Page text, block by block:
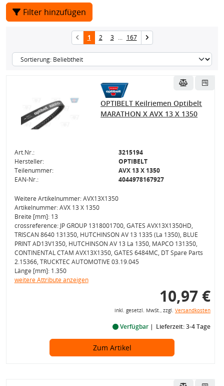
Filter hinzufügen
1 2 3 ... 167
OPTIBELT Keilriemen Optibelt
MARATHON X AVX 13 X 1350
Art.Nr.:
3215194
Hersteller:
OPTIBELT
Teilenummer:
AVX 13 X 1350
EAN-Nr.:
4044978167927
Weitere Artikelnummer: AVX13X1350
Artikelnummer: AVX 13 X 1350
Breite [mm]: 13
crossreference: JP GROUP 1318001700, GATES AVX13X1350HD,
TRISCAN 8640 131350, HUTCHINSON AV 13 1335 (La 1350), BLUE
PRINT AD13V1350, HUTCHINSON AV 13 La 1350, MAPCO 131350,
CONTINENTAL CTAM AVX13X1350, GATES 6484MC, DT Spare Parts
2.15366, TRUCKTEC AUTOMOTIVE 03.19.045
Länge [mm]: 1.350
weitere Attribute anzeigen
10,97 €
inkl. gesetzl. MwSt., zzgl. Versandkosten
Verfügbar Lieferzeit: 3-4 Tage
Zum Artikel